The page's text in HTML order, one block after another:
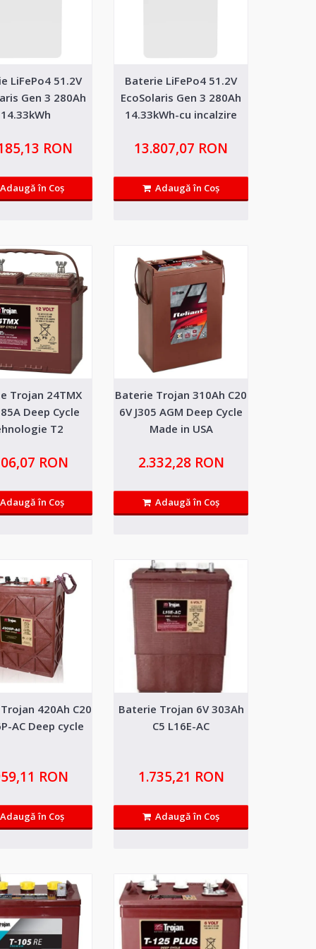
interna scazuta
1.119,49 RON
Compară produsul
rezistenta interna scazuta
2.873,36 RON
Adaugă in Wishlist
Compară produsul
10kWh
de ultima generatie
10.262,01 RON
9.074,10 RON
Adaugă in Wishlist
Compară produsul
de ultima generatie
12.668,92 RON
Adaugă in Wishlist
Compară produsul
Gen 2 280Ah 13.060,74 RON
Compară produsul
3 280Ah
de ultima generatie
Adaugă in Wishlist
Compară produsul
LiFePo4 51.2V
Gen 3 280Ah
14.33kWh
RON
în Coş
Baterie LiFePo4 51.2V
EcoSolaris Gen 3 280Ah
14.33kWh-cu incalzire
13.807,07 RON
Adaugă în Coş
Trojan 24TMX
Deep Cycle
T2
RON
în Coş
Baterie Trojan 310Ah C20
6V J305 AGM Deep Cycle
Made in USA
2.332,28 RON
Adaugă în Coş
420Ah C20
AC Deep cycle
RON
în Coş
Baterie Trojan 6V 303Ah
C5 L16E-AC
1.735,21 RON
Adaugă în Coş